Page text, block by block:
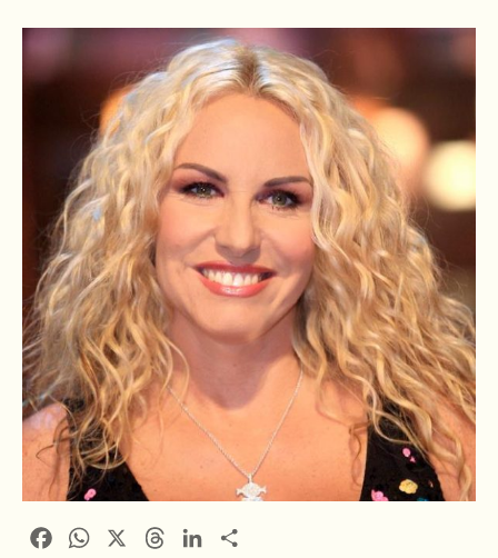
FacebookWhatsApp ThreadsLinkedIn